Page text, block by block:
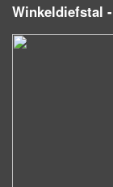
Winkeldiefstal